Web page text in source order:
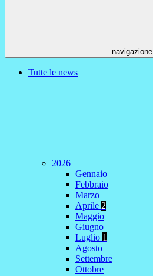
navigazione
Tutte le news
2026
Gennaio
Febbraio
Marzo
Aprile 2
Maggio
Giugno
Luglio 1
Agosto
Settembre
Ottobre